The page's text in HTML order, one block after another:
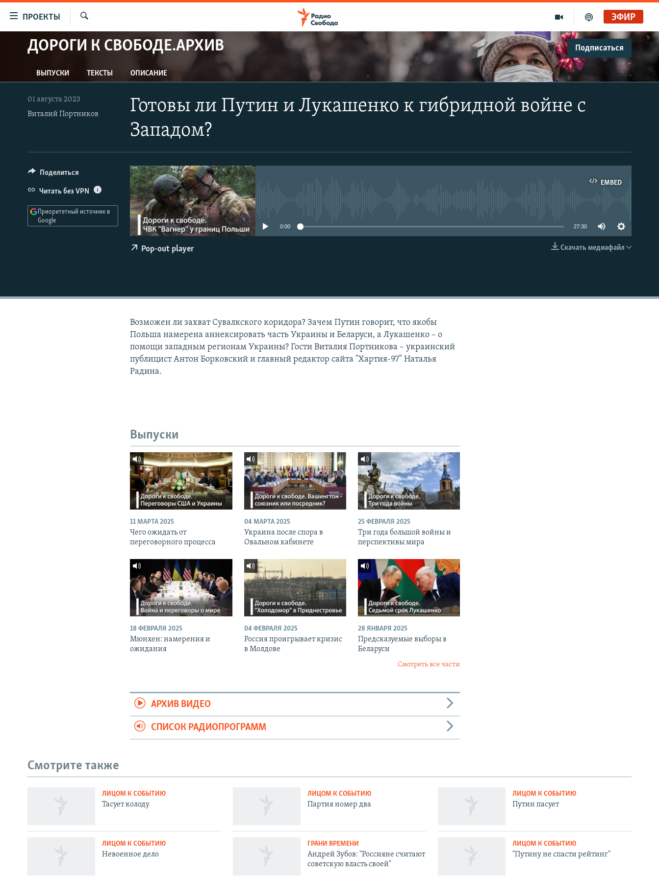
упрощенного
доступа
Вернуться
к
основному
содержанию
Вернутся
ПРОЕКТЫ
ПРОГРАММЫ
АВТОРСКИЕ ПРОЕКТЫ
ЦИТАТЫ СВОБОДЫ
МНЕНИЯ
IDEL.РЕАЛИИ
КАВКАЗ.РЕАЛИИ
СЕВЕР.РЕАЛИИ
СИБИРЬ.РЕАЛИИ
РАСПИСАНИЕ ВЕЩАНИЯ
ЭФИР
ДОРОГИ К СВОБОДЕ.АРХИВ Подписаться
Apple Podcasts
ВЫПУСКИ ТЕКСТЫ ОПИСАНИЕ
Готовы ли Путин и Лукашенко к гибридной войне с
Западом?
01 августа 2023
Виталий Портников
EMBED
EMBED
0:00 27:30
Скачать медиафайл
Pop-out player
Поделиться
Читать без VPN
Приоритетный источник в
Google
Возможен ли захват Сувалкского коридора? Зачем Путин говорит, что якобы
Польша намерена аннексировать часть Украины и Беларуси, а Лукашенко – о
помощи западным регионам Украины? Гости Виталия Портникова – украинский
публицист Антон Борковский и главный редактор сайта "Хартия-97" Наталья
Радина.
Выпуски
11 МАРТА 2025
Чего ожидать от
переговорного процесса
04 МАРТА 2025
Украина после спора в
Овальном кабинете
25 ФЕВРАЛЯ 2025
Три года большой войны и
перспективы мира
18 ФЕВРАЛЯ 2025
Мюнхен: намерения и
ожидания
04 ФЕВРАЛЯ 2025
Россия проигрывает кризис
в Молдове
28 ЯНВАРЯ 2025
Предсказуемые выборы в
Беларуси
Смотреть все части
АРХИВ ВИДЕО
СПИСОК РАДИОПРОГРАММ
Смотрите также
ЛИЦОМ К СОБЫТИЮ
Тасует колоду
ЛИЦОМ К СОБЫТИЮ
Партия номер два
ЛИЦОМ К СОБЫТИЮ
Путин пасует
ЛИЦОМ К СОБЫТИЮ
Невоенное дело
ГРАНИ ВРЕМЕНИ
Андрей Зубов: "Россияне считают
советскую власть своей"
ЛИЦОМ К СОБЫТИЮ
"Путину не спасти рейтинг"